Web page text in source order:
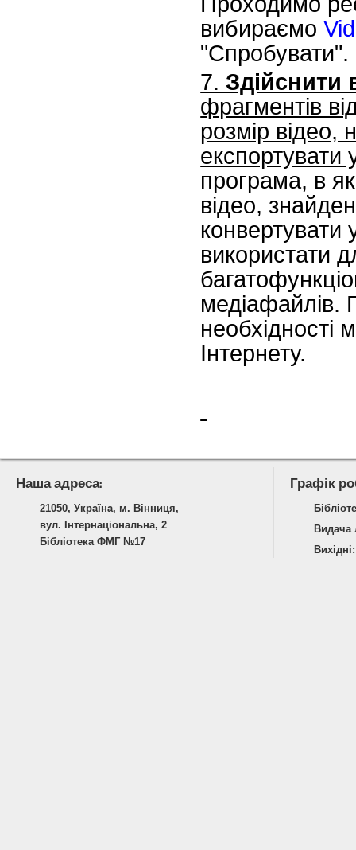
вибираємо
"Спробувати".
7.Здійснити
фрагментів
розмір відео,
експортувати
програма, в
відео,
використати
медіафайлів.
необхідності
Інтернету.
Наша адреса:
21050, Україна, м. Вінниця,
вул. Інтернаціональна, 2
Бібліотека ФМГ №17
Графік
Видача
Вихідні: